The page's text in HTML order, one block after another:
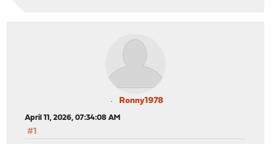
Ronny1978
April 11, 2026, 07:34:08 AM
#1